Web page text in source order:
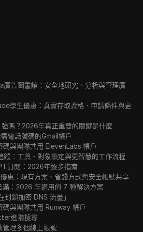
告圖書館：安全地研究、分析與管理廣
學生優惠：真實存取資格、申請條件與更
嗎？2026年真正重要的關鍵是什麼
電話號碼的Gmail帳戶
與團隊共用 ElevenLabs 帳戶
：工具、對象鎖定與更智慧的工作流程
訂閱：2026年逐步指南
惠：現有方案、省錢方式與安全帳號共享
：2026 年適用的 7 種解決方案
封鎖加密 DNS 流量」
與團隊共用 Runway 帳戶
進階搜尋
理多個線上帳號